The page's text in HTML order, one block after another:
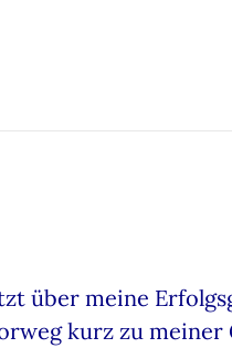
über meine
kurz zu meiner